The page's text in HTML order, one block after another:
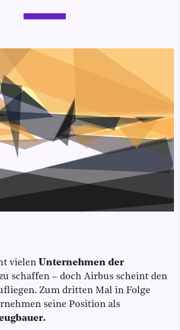
vielen Unternehmen der
schaffen – doch Airbus scheint den
Zum dritten Mal in Folge
seine Position als